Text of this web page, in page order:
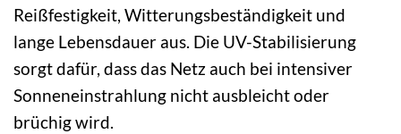
Reißfestigkeit, Witterungsbeständigkeit und
lange Lebensdauer aus. Die UV-Stabilisierung
sorgt dafür, dass das Netz auch bei intensiver
Sonneneinstrahlung nicht ausbleicht oder
brüchig wird.